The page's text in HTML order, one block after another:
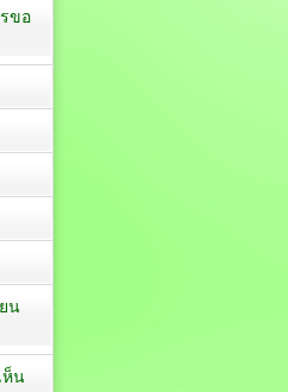
ขอ
น
ห็น